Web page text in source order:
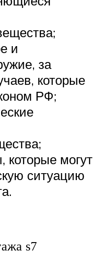
и
за
которые
РФ;
которые могут
ситуацию
s7